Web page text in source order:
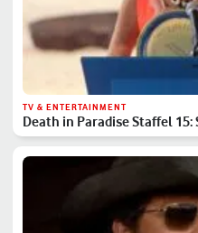
TV & ENTERTAINMENT
Death in Paradise Staffel